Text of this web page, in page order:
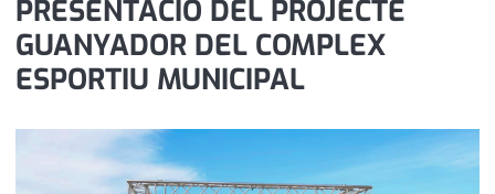
empresa
entrevista
esports
medi ambient
contacte
farmàcies
telèfons
calendari
PRESENTACIÓ DEL PROJECTE
GUANYADOR DEL COMPLEX
ESPORTIU MUNICIPAL